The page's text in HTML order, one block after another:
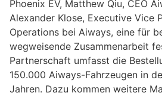
Phoenix EV, Matthew Qiu, CEO
Alexander Klose, Executive Vice
Operations bei Aiways, eine für
wegweisende Zusammenarbeit
Partnerschaft umfasst die
150.000 Aiways-Fahrzeugen in
Jahren. Dazu kommen weitere